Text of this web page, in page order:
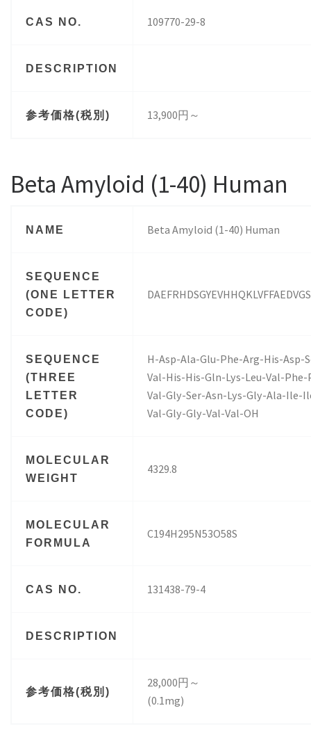
CAS NO. 109770-29-8
DESCRIPTION
参考価格(税別) 13,900円～
Beta Amyloid (1-40) Human
NAME Beta Amyloid (1-40) Human
SEQUENCE
(ONE LETTER
CODE)
SEQUENCE
(THREE
LETTER
CODE)
H-Asp-Ala-Glu-Phe-Arg-His-Asp-
Val-His-His-Gln-Lys-Leu-Val-
Val-Gly-Ser-Asn-Lys-Gly-Ala-Ile-
Val-Gly-Gly-Val-Val-OH
MOLECULAR
WEIGHT
4329.8
MOLECULAR
FORMULA
C194H295N53O58S
CAS NO. 131438-79-4
DESCRIPTION
参考価格(税別)
28,000円～
(0.1mg)